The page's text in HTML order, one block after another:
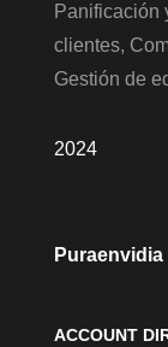
Panificación
clientes,
Gestión de
2024
Puraenvidia
ACCOUNT